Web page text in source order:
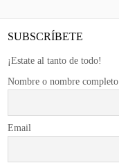
SUBSCRÍBETE
¡Estate al tanto de todo!
Nombre o nombre completo
Email